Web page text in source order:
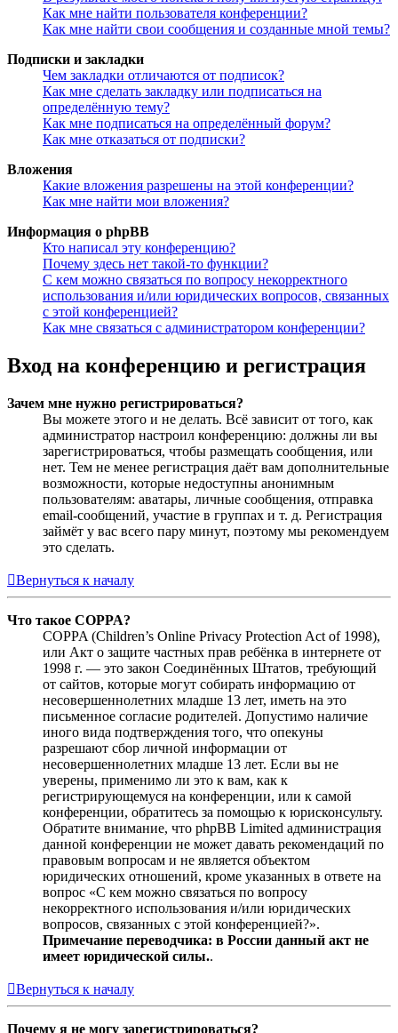
Как мне найти пользователя конференции?
Как мне найти свои сообщения и созданные мной темы?
Подписки и закладки
Чем закладки отличаются от подписок?
Как мне сделать закладку или подписаться на
определённую тему?
Как мне подписаться на определённый форум?
Как мне отказаться от подписки?
Вложения
Какие вложения разрешены на этой конференции?
Как мне найти мои вложения?
Информация о phpBB
Кто написал эту конференцию?
Почему здесь нет такой-то функции?
С кем можно связаться по вопросу некорректного
использования и/или юридических вопросов, связанных
с этой конференцией?
Как мне связаться с администратором конференции?
Вход на конференцию и регистрация
Зачем мне нужно регистрироваться?
Вы можете этого и не делать. Всё зависит от того, как
администратор настроил конференцию: должны ли вы
зарегистрироваться, чтобы размещать сообщения, или
нет. Тем не менее регистрация даёт вам дополнительные
возможности, которые недоступны анонимным
пользователям: аватары, личные сообщения, отправка
email-сообщений, участие в группах и т. д. Регистрация
займёт у вас всего пару минут, поэтому мы рекомендуем
это сделать.
Вернуться к началу
Что такое COPPA?
COPPA (Children’s Online Privacy Protection Act of 1998),
или Акт о защите частных прав ребёнка в интернете от
1998 г. — это закон Соединённых Штатов, требующий
от сайтов, которые могут собирать информацию от
несовершеннолетних младше 13 лет, иметь на это
письменное согласие родителей. Допустимо наличие
иного вида подтверждения того, что опекуны
разрешают сбор личной информации от
несовершеннолетних младше 13 лет. Если вы не
уверены, применимо ли это к вам, как к
регистрирующемуся на конференции, или к самой
конференции, обратитесь за помощью к юрисконсульту.
Обратите внимание, что phpBB Limited администрация
данной конференции не может давать рекомендаций по
правовым вопросам и не является объектом
юридических отношений, кроме указанных в ответе на
вопрос «С кем можно связаться по вопросу
некорректного использования и/или юридических
вопросов, связанных с этой конференцией?».
Примечание переводчика: в России данный акт не
имеет юридической силы..
Вернуться к началу
Почему я не могу зарегистрироваться?